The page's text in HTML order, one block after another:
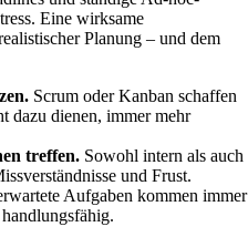
Eine wirksame
Planung – und dem
Scrum oder Kanban schaffen
dazu dienen, immer mehr
treffen. Sowohl intern als auch
und Frust.
Aufgaben kommen immer